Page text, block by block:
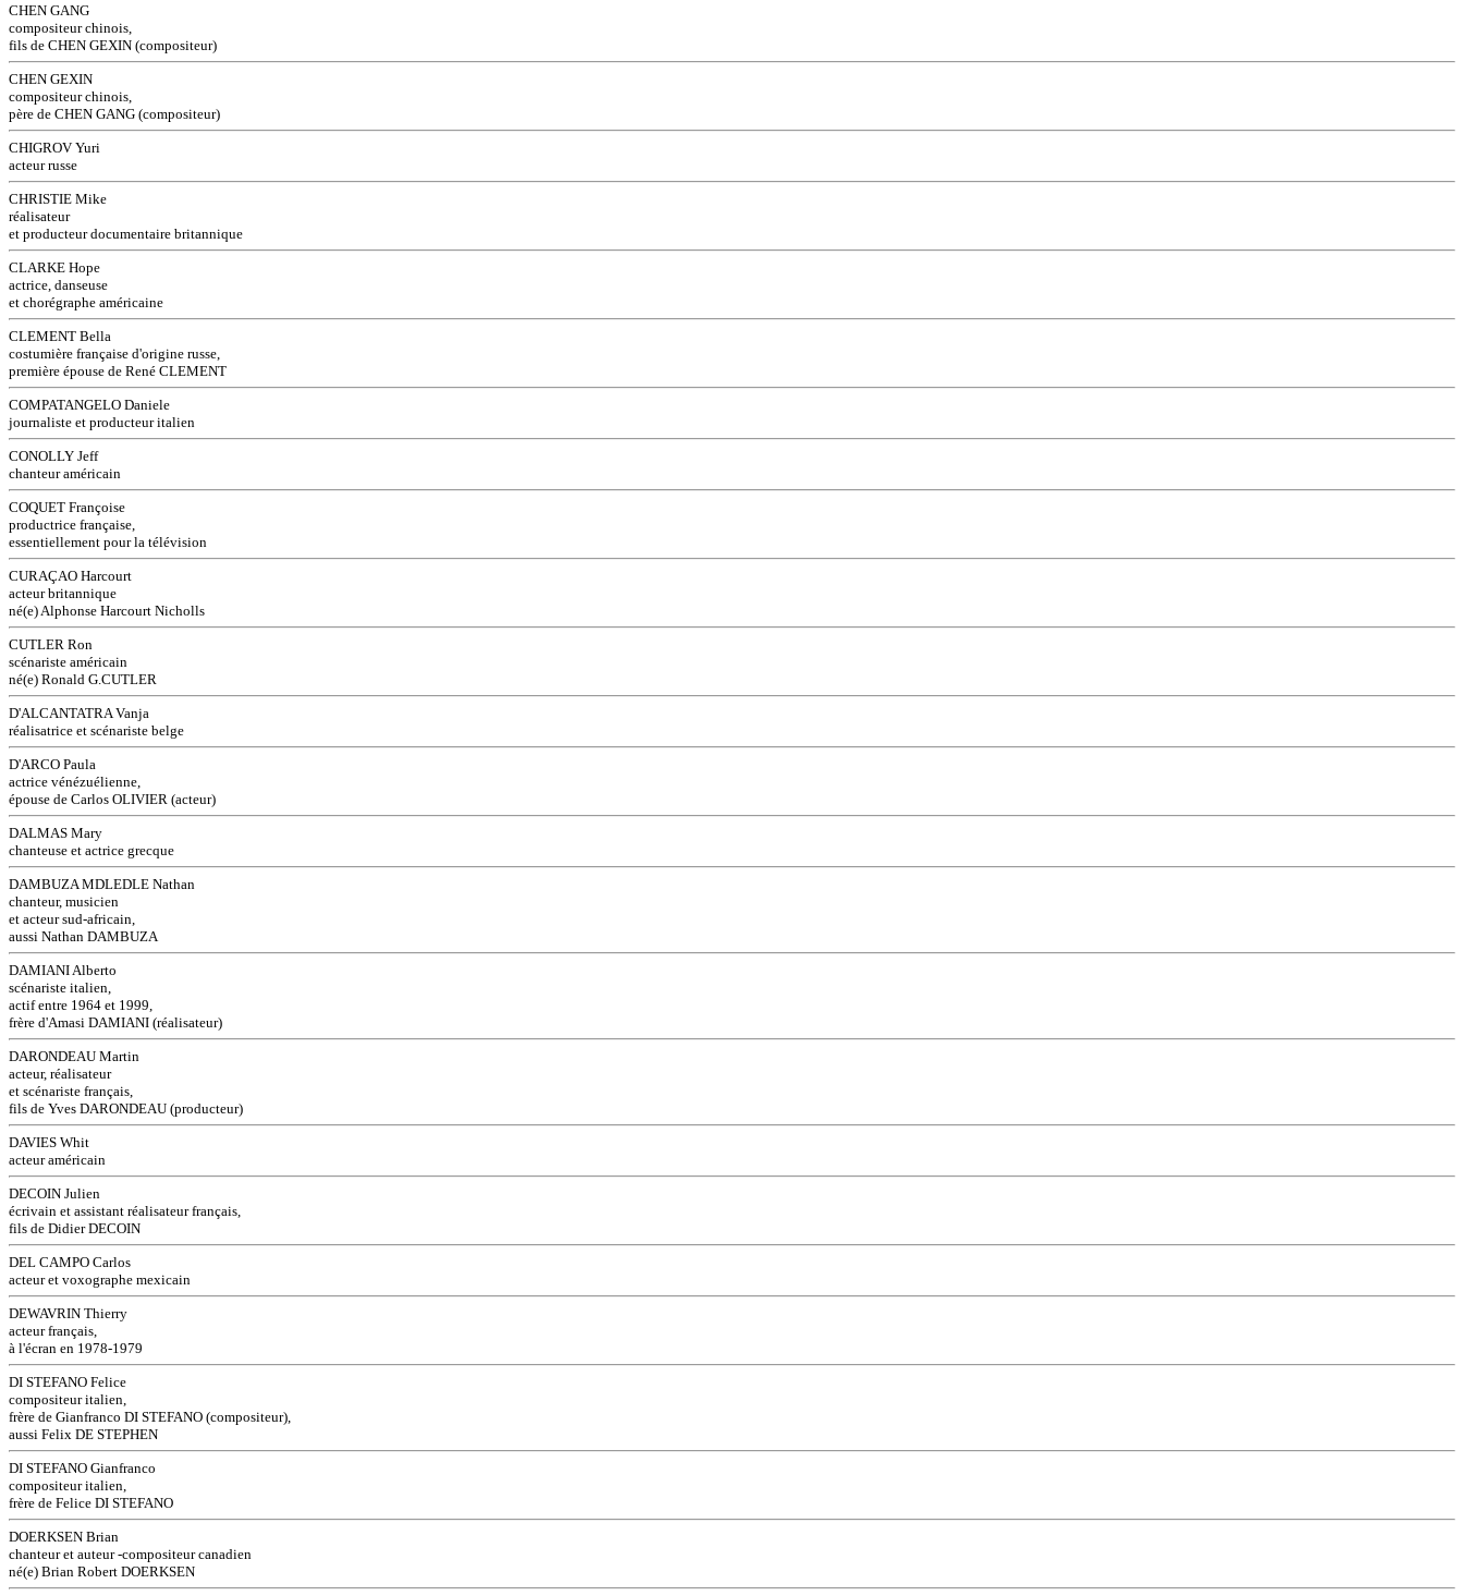
CHEN GANG
compositeur chinois,
fils de CHEN GEXIN (compositeur)
CHEN GEXIN
compositeur chinois,
père de CHEN GANG (compositeur)
CHIGROV Yuri
acteur russe
CHRISTIE Mike
réalisateur
et producteur documentaire britannique
CLARKE Hope
actrice, danseuse
et chorégraphe américaine
CLEMENT Bella
costumière française d'origine russe,
première épouse de René CLEMENT
COMPATANGELO Daniele
journaliste et producteur italien
CONOLLY Jeff
chanteur américain
COQUET Françoise
productrice française,
essentiellement pour la télévision
CURAÇAO Harcourt
acteur britannique
né(e) Alphonse Harcourt Nicholls
CUTLER Ron
scénariste américain
né(e) Ronald G.CUTLER
D'ALCANTATRA Vanja
réalisatrice et scénariste belge
D'ARCO Paula
actrice vénézuélienne,
épouse de Carlos OLIVIER (acteur)
DALMAS Mary
chanteuse et actrice grecque
DAMBUZA MDLEDLE Nathan
chanteur, musicien
et acteur sud-africain,
aussi Nathan DAMBUZA
DAMIANI Alberto
scénariste italien,
actif entre 1964 et 1999,
frère d'Amasi DAMIANI (réalisateur)
DARONDEAU Martin
acteur, réalisateur
et scénariste français,
fils de Yves DARONDEAU (producteur)
DAVIES Whit
acteur américain
DECOIN Julien
écrivain et assistant réalisateur français,
fils de Didier DECOIN
DEL CAMPO Carlos
acteur et voxographe mexicain
DEWAVRIN Thierry
acteur français,
à l'écran en 1978-1979
DI STEFANO Felice
compositeur italien,
frère de Gianfranco DI STEFANO (compositeur),
aussi Felix DE STEPHEN
DI STEFANO Gianfranco
compositeur italien,
frère de Felice DI STEFANO
DOERKSEN Brian
chanteur et auteur -compositeur canadien
né(e) Brian Robert DOERKSEN